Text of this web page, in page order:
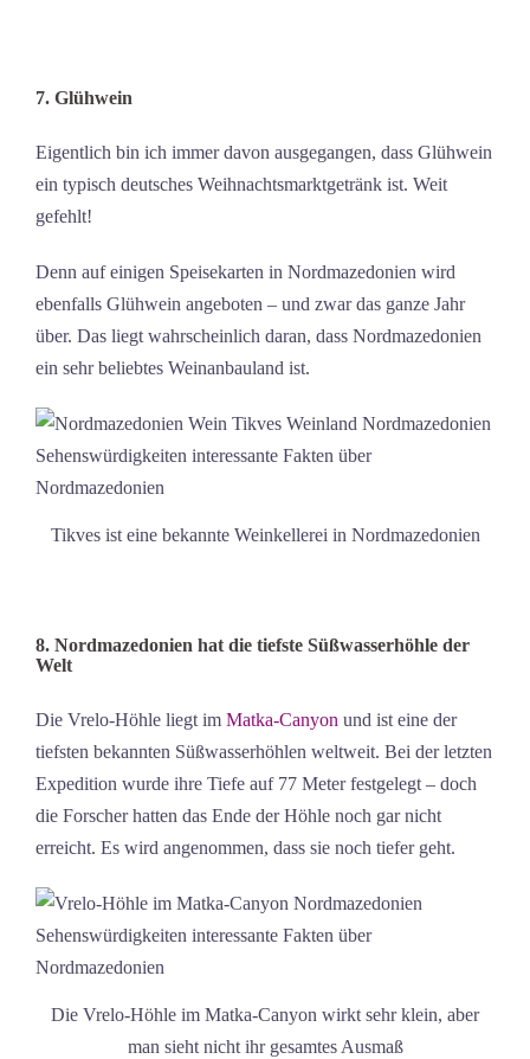
7. Glühwein
Eigentlich bin ich immer davon ausgegangen, dass Glühwein
ein typisch deutsches Weihnachtsmarktgetränk ist. Weit
gefehlt!
Denn auf einigen Speisekarten in Nordmazedonien wird
ebenfalls Glühwein angeboten – und zwar das ganze Jahr
über. Das liegt wahrscheinlich daran, dass Nordmazedonien
ein sehr beliebtes Weinanbauland ist.
Tikves ist eine bekannte Weinkellerei in Nordmazedonien
8. Nordmazedonien hat die tiefste Süßwasserhöhle der
Welt
Die Vrelo-Höhle liegt im Matka-Canyon und ist eine der
tiefsten bekannten Süßwasserhöhlen weltweit. Bei der letzten
Expedition wurde ihre Tiefe auf 77 Meter festgelegt – doch
die Forscher hatten das Ende der Höhle noch gar nicht
erreicht. Es wird angenommen, dass sie noch tiefer geht.
Die Vrelo-Höhle im Matka-Canyon wirkt sehr klein, aber
man sieht nicht ihr gesamtes Ausmaß